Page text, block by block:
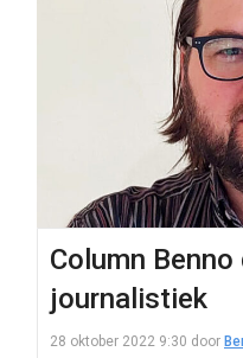
Column
journalistiek
28 oktober 2022 9:30 door